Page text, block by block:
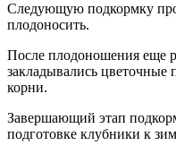
Следующую подкормку
плодоносить.
После плодоношения еще
закладывались цветочные
корни.
Завершающий этап
подготовке клубники к